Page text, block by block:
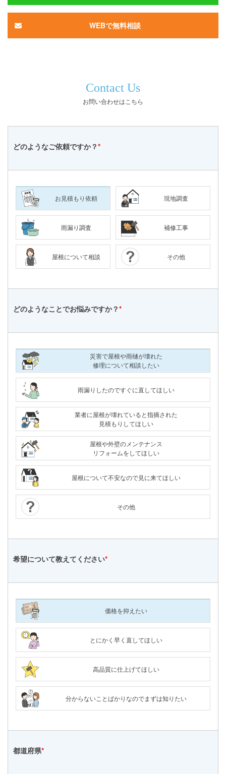
WEBで無料相談
Contact Us
お問い合わせはこちら
どのようなご依頼ですか？*
お見積もり依頼 現地調査
雨漏り調査 補修工事
屋根について相談 その他
どのようなことでお悩みですか？*
災害で屋根や雨樋が壊れた
修理について相談したい
雨漏りしたのですぐに直してほしい
業者に屋根が壊れていると指摘された
見積もりしてほしい
屋根や外壁のメンテナンス
リフォームをしてほしい
屋根について不安なので見に来てほしい
その他
希望について教えてください*
価格を抑えたい
とにかく早く直してほしい
高品質に仕上げてほしい
分からないことばかりなのでまずは知りたい
都道府県*